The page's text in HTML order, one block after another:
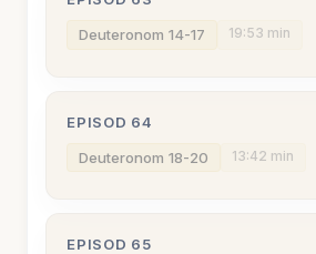
Deuteronom 14-17 19:53 min
EPISOD 64
Deuteronom 18-20 13:42 min
EPISOD 65